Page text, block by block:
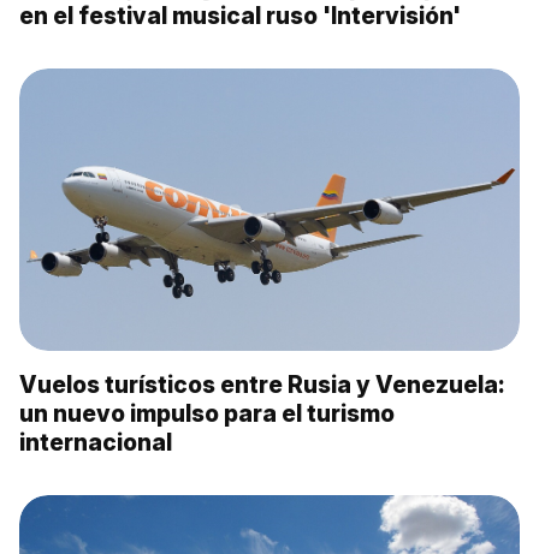
en el festival musical ruso 'Intervisión'
Vuelos turísticos entre Rusia y Venezuela:
un nuevo impulso para el turismo
internacional